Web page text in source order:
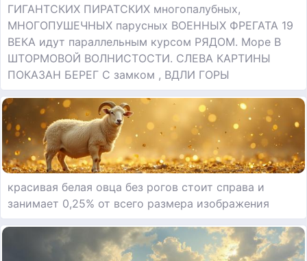
ГИГАНТСКИХ ПИРАТСКИХ многопалубных,
МНОГОПУШЕЧНЫХ парусных ВОЕННЫХ ФРЕГАТА 19
ВЕКА идут параллельным курсом РЯДОМ. Море В
ШТОРМОВОЙ ВОЛНИСТОСТИ. СЛЕВА КАРТИНЫ
ПОКАЗАН БЕРЕГ С замком , ВДЛИ ГОРЫ
красивая белая овца без рогов стоит справа и
занимает 0,25% от всего размера изображения